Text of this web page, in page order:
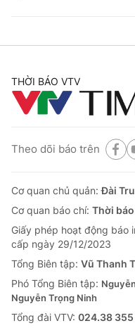
THỜI BÁO VTV
Theo dõi báo trên
Cơ quan chủ quản:Đài
Cơ quan báo chí: Thời
Giấy phép hoạt động báo
cấp ngày 29/12/2023
Tổng Biên tập: Vũ Thanh
Phó Tổng Biên tập:
Nguyễn Trọng Ninh
Tổng đài VTV: 024.38